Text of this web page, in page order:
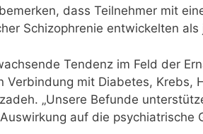
dass Teilnehmer mit
Schizophrenie entwickelten
Tendenz im Feld der
Verbindung mit Diabetes, Krebs,
„Unsere Befunde
auf die psychiatrische